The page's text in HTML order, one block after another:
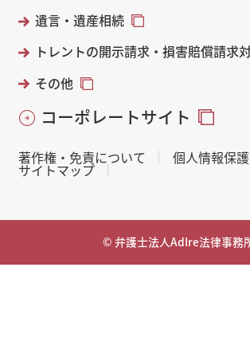
遺言・遺産相続
トレントの開示請求・損害賠償請求
その他
コーポレートサイト
著作権・免責について 個人情報保
サイトマップ
© 弁護士法人AdIre法律事務